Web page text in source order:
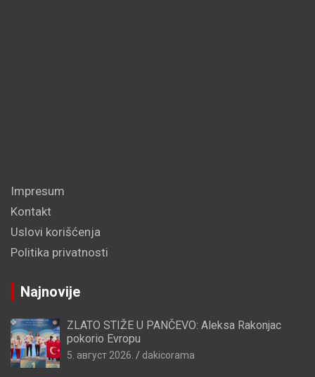
Impresum
Kontakt
Uslovi korišćenja
Politika privatnosti
Najnovije
ZLATO STIŽE U PANČEVO: Aleksa Rakonjac
pokorio Evropu
5. август 2026. dakicorama